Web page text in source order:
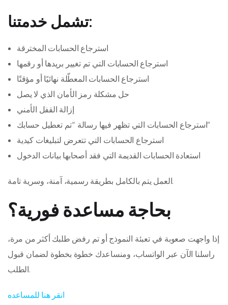
تشمل خدمتنا:
استرجاع الحسابات المخترقة
استرجاع الحسابات التي تم تغيير بريدها أو رقمها
استرجاع الحسابات المعطّلة نهائيًا أو مؤقتًا
حل مشكلة رمز الأمان الذي لا يصل
إزالة القفل الأمني
استرجاع الحسابات التي تظهر فيها رسالة “تم تعطيل حسابك”
استرجاع الحسابات التي تتعرض لتبليغات كيدية
استعادة الحسابات القديمة التي فقد أصحابها بيانات الدخول
العمل يتم بالكامل بطريقة رسمية، آمنة، وسرية تامة.
بحاجة مساعدة فورية؟
إذا واجهت صعوبة في تعبئة النموذج أو تم رفض طلبك أكثر من مرة،
راسلنا الآن عبر الواتساب، ومنساعدك خطوة بخطوة لضمان قبول
الطلب.
انقر هنا للمساعده